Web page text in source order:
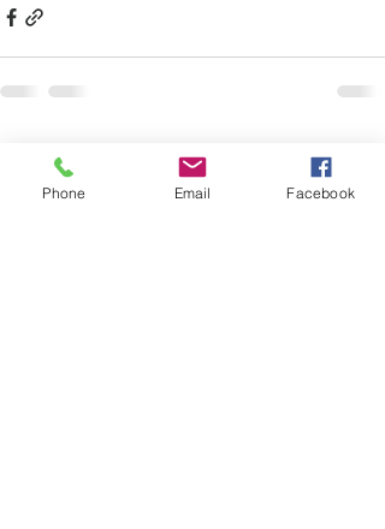
最新記事 すべて表示
Phone Email Facebook